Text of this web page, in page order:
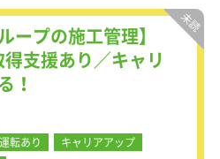
リーニングサービスの提
眠の悩みや生活スタイルに
高品質な寝具やクリーニン
をご提案。
を実現するための最適な商
します！
ープの施工管理】
支援あり／キャリ
！
運転あり
キャリアアップ